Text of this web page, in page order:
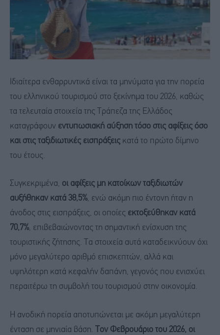
Ιδιαίτερα ενθαρρυντικά είναι τα μηνύματα για την πορεία
του ελληνικού τουρισμού στο ξεκίνημα του 2026, καθώς
τα τελευταία στοιχεία της Τράπεζα της Ελλάδος
καταγράφουν εντυπωσιακή αύξηση τόσο στις αφίξεις όσο
και στις ταξιδιωτικές εισπράξεις κατά το πρώτο δίμηνο
του έτους.
Συγκεκριμένα, οι αφίξεις μη κατοίκων ταξιδιωτών
αυξήθηκαν κατά 38,5%, ενώ ακόμη πιο έντονη ήταν η
άνοδος στις εισπράξεις, οι οποίες εκτοξεύθηκαν κατά
70,7%, επιβεβαιώνοντας τη σημαντική ενίσχυση της
τουριστικής ζήτησης. Τα στοιχεία αυτά καταδεικνύουν όχι
μόνο μεγαλύτερο αριθμό επισκεπτών, αλλά και
υψηλότερη κατά κεφαλήν δαπάνη, γεγονός που ενισχύει
περαιτέρω τη συμβολή του τουρισμού στην οικονομία.
Η ανοδική πορεία αποτυπώνεται με ακόμη μεγαλύτερη
ένταση σε μηνιαία βάση.
Τον Φεβρουάριο του 2026, οι